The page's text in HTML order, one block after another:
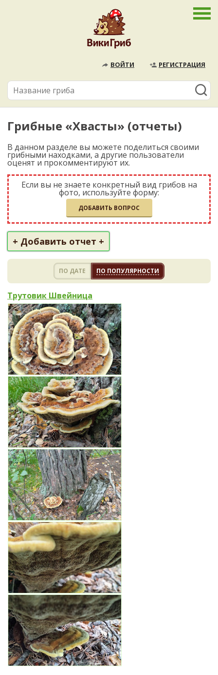
ВОЙТИ РЕГИСТРАЦИЯ
Грибные «Хвасты» (отчеты)
В данном разделе вы можете поделиться своими
грибными находками, а другие пользователи
оценят и прокомментируют их.
Если вы не знаете конкретный вид грибов на
фото, используйте форму:
ДОБАВИТЬ ВОПРОС
+ Добавить отчет +
ПО ДАТЕ ПО ПОПУЛЯРНОСТИ
Трутовик Швейница